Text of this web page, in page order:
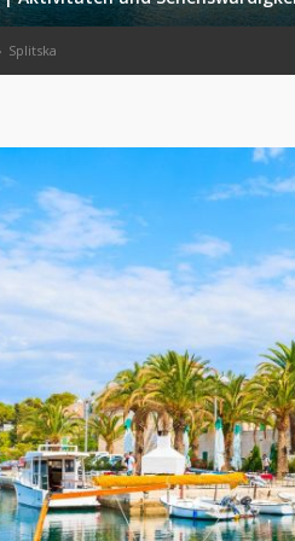
Splitska